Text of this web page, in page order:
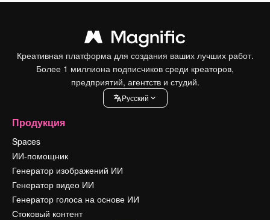
Креативная платформа для создания ваших лучших работ.
Более 1 миллиона подписчиков среди креаторов,
предприятий, агентств и студий.
Pусский
Продукция
Spaces
ИИ-помощник
Генератор изображений ИИ
Генератор видео ИИ
Генератор голоса на основе ИИ
Стоковый контент